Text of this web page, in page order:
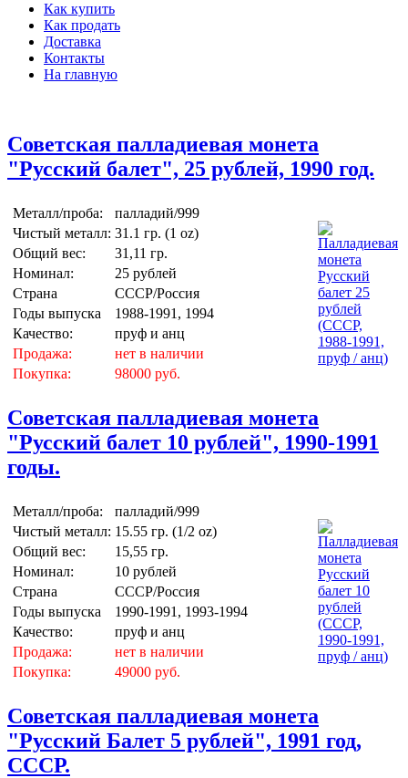
Как купить
Как продать
Доставка
Контакты
На главную
Советская палладиевая монета
"Русский балет", 25 рублей, 1990 год.
Металл/проба:
палладий/999
Чистый металл: 31.1 гр. (1 oz)
Общий вес:
31,11 гр.
Номинал:
25 рублей
Страна
СССР/Россия
Годы выпуска
1988-1991, 1994
Качество:
пруф и анц
Продажа:
нет в наличии
Покупка:
98000 руб.
Советская палладиевая монета
"Русский балет 10 рублей", 1990-1991
годы.
Металл/проба:
палладий/999
Чистый металл: 15.55 гр. (1/2 oz)
Общий вес:
15,55 гр.
Номинал:
10 рублей
Страна
СССР/Россия
Годы выпуска
1990-1991, 1993-1994
Качество:
пруф и анц
Продажа:
нет в наличии
Покупка:
49000 руб.
Советская палладиевая монета
"Русский Балет 5 рублей", 1991 год,
СССР.